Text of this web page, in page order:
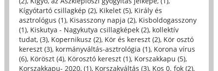
Kígyótartó csillagkép (2), Kikelet (5), Király és
asztrológus (1), Kisasszony napja (2), Kisboldogasszony
(1), Kiskutya - Nagykutya csillagképek (2), kollektív
tudat, (3), Kopernikusz (2), Kör és kereszt (2), Kör osztó
kereszt (3), kormányváltás-asztrológia (1), Korona vírus
(6), Köröszt (4), Körosztó kereszt (1), Korszakkapu (5),
Korszakkapu- 2020, (1), Korszakváltás (3), Kos 0. fok (2),